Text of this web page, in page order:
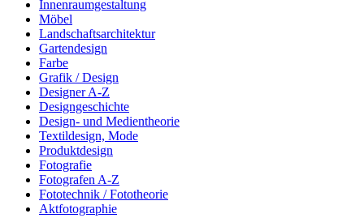
Innenraumgestaltung
Möbel
Landschaftsarchitektur
Gartendesign
Farbe
Grafik / Design
Designer A-Z
Designgeschichte
Design- und Medientheorie
Textildesign, Mode
Produktdesign
Fotografie
Fotografen A-Z
Fototechnik / Fototheorie
Aktfotographie